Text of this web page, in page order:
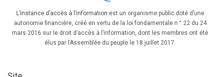
L’instance d’accès à l’information est un organisme public doté d’une
autonomie financière, créé en vertu de la loi fondamentale n ° 22 du 24
mars 2016 sur le droit d’accès à l’information, dont les membres ont été
élus par l’Assemblée du peuple le 18 juillet 2017.